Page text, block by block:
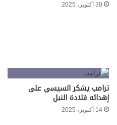
30 أكتوبر، 2025
ترامب يشكر السيسي على
إهدائه قلادة النيل
14 أكتوبر، 2025